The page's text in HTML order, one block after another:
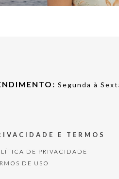
Segunda à
E TERMOS
DE PRIVACIDADE
DE USO